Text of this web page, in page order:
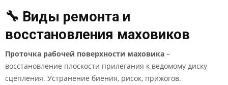
🔧 Виды ремонта и
восстановления маховиков
Проточка рабочей поверхности маховика –
восстановление плоскости прилегания к ведомому диску
сцепления. Устранение биения, рисок, прижогов.